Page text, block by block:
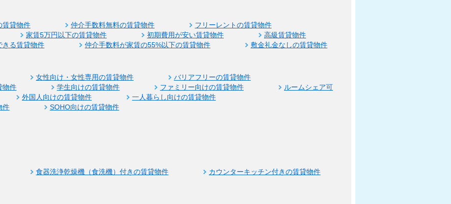
賃貸物件 仲介手数料無料の賃貸物件
フリーレントの賃貸物件
家賃5万円以下の賃貸物件 初期費用が安い賃貸物件
高級賃貸物件
きる賃貸物件
仲介手数料が家賃の55%以下の賃貸物件 敷金礼金なしの賃貸物件
女性向け・女性専用の賃貸物件
バリアフリーの賃貸物件
物件
学生向けの賃貸物件 ファミリー向けの賃貸物件
ルームシェア可
外国人向けの賃貸物件
一人暮らし向けの賃貸物件
件
SOHO向けの賃貸物件
食器洗浄乾燥機（食洗機）付きの賃貸物件
カウンターキッチン付きの賃貸物件